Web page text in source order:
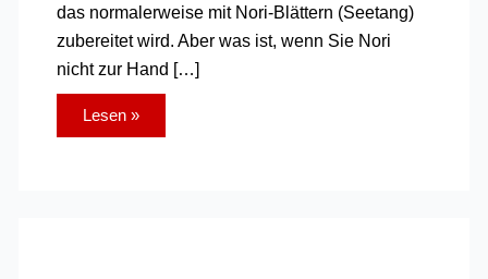
das normalerweise mit Nori-Blättern (Seetang)
zubereitet wird. Aber was ist, wenn Sie Nori
nicht zur Hand […]
Lesen »